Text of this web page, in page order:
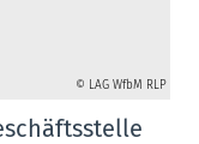
© LAG WfbM RLP